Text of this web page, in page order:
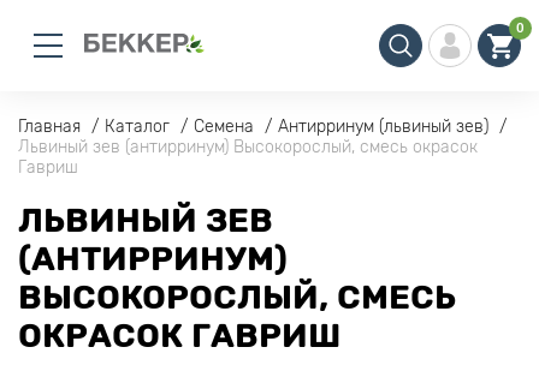
0
Главная Каталог Семена
Антирринум (львиный зев)
Львиный зев (антирринум) Высокорослый, смесь окрасок
Гавриш
ЛЬВИНЫЙ ЗЕВ
(АНТИРРИНУМ)
ВЫСОКОРОСЛЫЙ, СМЕСЬ
ОКРАСОК ГАВРИШ